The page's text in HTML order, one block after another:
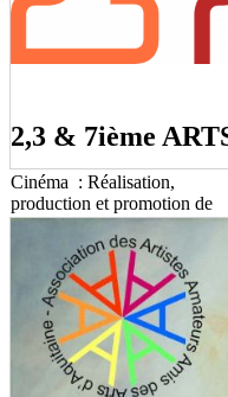
2,3 & 7ième
Cinéma : Réalisation,
production et promotion de
films.
Exposition : Salon d'Automne
de Saint-Emilion (expo.
annuelle en octobre)